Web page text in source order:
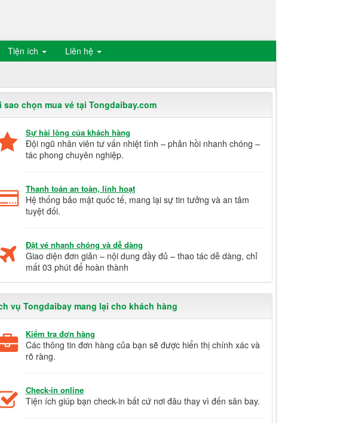
Tiện ích Liên hệ
sao chọn mua vé tại Tongdaibay.com
Sự hài lòng của khách hàng
Đội ngũ nhân viên tư vấn nhiệt tình – phản hồi nhanh chóng –
tác phong chuyên nghiệp.
Thanh toán an toàn, linh hoạt
Hệ thống bảo mật quốc tế, mang lại sự tin tưởng và an tâm
tuyệt đối.
Đặt vé nhanh chóng và dễ dàng
Giao diện đơn giản – nội dung đầy đủ – thao tác dễ dàng, chỉ
mất 03 phút để hoàn thành
vụ Tongdaibay mang lại cho khách hàng
Kiểm tra đơn hàng
Các thông tin đơn hàng của bạn sẽ được hiển thị chính xác và
rõ ràng.
Check-in online
Tiện ích giúp bạn check-in bất cứ nơi đâu thay vì đến sân bay.